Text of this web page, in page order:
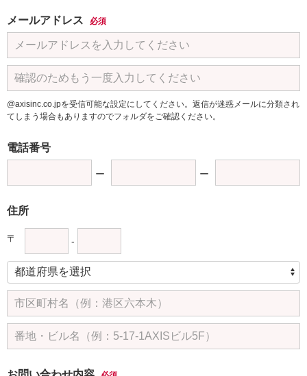
メールアドレス 必須
@axisinc.co.jpを受信可能な設定にしてください。返信が迷惑メールに分類され
てしまう場合もありますのでフォルダをご確認ください。
電話番号
住所
〒 -